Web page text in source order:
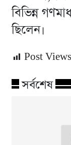
বিভিন্ন
ছিলেন।
Post
সর্বশেষ